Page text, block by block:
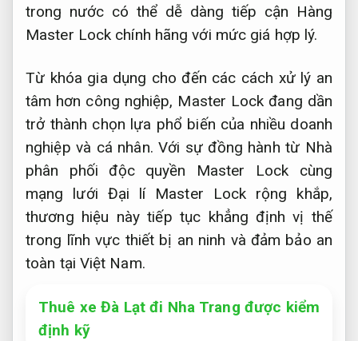
trong nước có thể dễ dàng tiếp cận Hàng
Master Lock chính hãng với mức giá hợp lý.
Từ khóa gia dụng cho đến các cách xử lý an
tâm hơn công nghiệp, Master Lock đang dần
trở thành chọn lựa phổ biến của nhiều doanh
nghiệp và cá nhân. Với sự đồng hành từ Nhà
phân phối độc quyền Master Lock cùng
mạng lưới Đại lí Master Lock rộng khắp,
thương hiệu này tiếp tục khẳng định vị thế
trong lĩnh vực thiết bị an ninh và đảm bảo an
toàn tại Việt Nam.
Thuê xe Đà Lạt đi Nha Trang được kiểm
định kỹ